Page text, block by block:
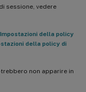
sessione, vedere
Impostazioni della policy
della policy di
non apparire in